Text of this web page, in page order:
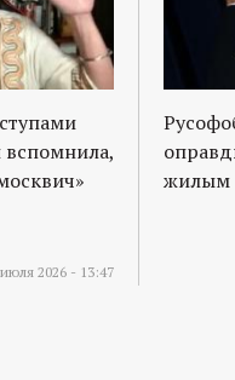
вспомнила,
2026 - 13:47
жилым